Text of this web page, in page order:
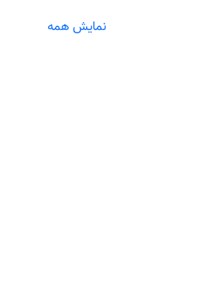
نمایش همه